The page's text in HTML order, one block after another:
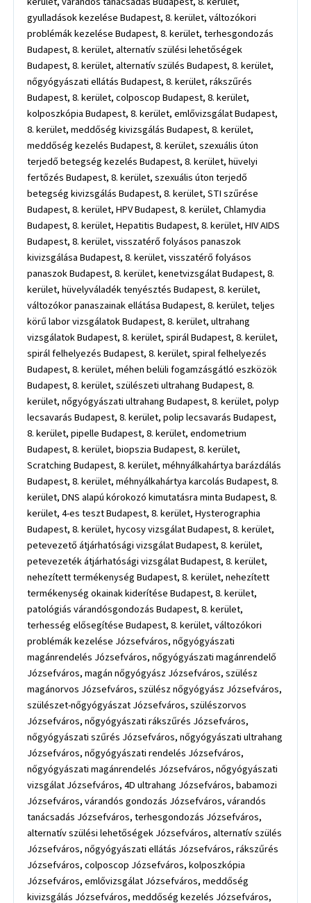
gyulladások kezelése Budapest, 8. kerület, változókori
problémák kezelése Budapest, 8. kerület, terhesgondozás
Budapest, 8. kerület, alternatív szülési lehetőségek
Budapest, 8. kerület, alternatív szülés Budapest, 8. kerület,
nőgyógyászati ellátás Budapest, 8. kerület, rákszűrés
Budapest, 8. kerület, colposcop Budapest, 8. kerület,
kolposzkópia Budapest, 8. kerület, emlővizsgálat Budapest,
8. kerület, meddőség kivizsgálás Budapest, 8. kerület,
meddőség kezelés Budapest, 8. kerület, szexuális úton
terjedő betegség kezelés Budapest, 8. kerület, hüvelyi
fertőzés Budapest, 8. kerület, szexuális úton terjedő
betegség kivizsgálás Budapest, 8. kerület, STI szűrése
Budapest, 8. kerület, HPV Budapest, 8. kerület, Chlamydia
Budapest, 8. kerület, Hepatitis Budapest, 8. kerület, HIV AIDS
Budapest, 8. kerület, visszatérő folyásos panaszok
kivizsgálása Budapest, 8. kerület, visszatérő folyásos
panaszok Budapest, 8. kerület, kenetvizsgálat Budapest, 8.
kerület, hüvelyváladék tenyésztés Budapest, 8. kerület,
változókor panaszainak ellátása Budapest, 8. kerület, teljes
körű labor vizsgálatok Budapest, 8. kerület, ultrahang
vizsgálatok Budapest, 8. kerület, spirál Budapest, 8. kerület,
spirál felhelyezés Budapest, 8. kerület, spiral felhelyezés
Budapest, 8. kerület, méhen belüli fogamzásgátló eszközök
Budapest, 8. kerület, szülészeti ultrahang Budapest, 8.
kerület, nőgyógyászati ultrahang Budapest, 8. kerület, polyp
lecsavarás Budapest, 8. kerület, polip lecsavarás Budapest,
8. kerület, pipelle Budapest, 8. kerület, endometrium
Budapest, 8. kerület, biopszia Budapest, 8. kerület,
Scratching Budapest, 8. kerület, méhnyálkahártya barázdálás
Budapest, 8. kerület, méhnyálkahártya karcolás Budapest, 8.
kerület, DNS alapú kórokozó kimutatásra minta Budapest, 8.
kerület, 4-es teszt Budapest, 8. kerület, Hysterographia
Budapest, 8. kerület, hycosy vizsgálat Budapest, 8. kerület,
petevezető átjárhatósági vizsgálat Budapest, 8. kerület,
petevezeték átjárhatósági vizsgálat Budapest, 8. kerület,
nehezített termékenység Budapest, 8. kerület, nehezített
termékenység okainak kiderítése Budapest, 8. kerület,
patológiás várandósgondozás Budapest, 8. kerület,
terhesség elősegítése Budapest, 8. kerület, változókori
problémák kezelése Józsefváros, nőgyógyászati
magánrendelés Józsefváros, nőgyógyászati magánrendelő
Józsefváros, magán nőgyógyász Józsefváros, szülész
magánorvos Józsefváros, szülész nőgyógyász Józsefváros,
szülészet-nőgyógyászat Józsefváros, szülészorvos
Józsefváros, nőgyógyászati rákszűrés Józsefváros,
nőgyógyászati szűrés Józsefváros, nőgyógyászati ultrahang
Józsefváros, nőgyógyászati rendelés Józsefváros,
nőgyógyászati magánrendelés Józsefváros, nőgyógyászati
vizsgálat Józsefváros, 4D ultrahang Józsefváros, babamozi
Józsefváros, várandós gondozás Józsefváros, várandós
tanácsadás Józsefváros, terhesgondozás Józsefváros,
alternatív szülési lehetőségek Józsefváros, alternatív szülés
Józsefváros, nőgyógyászati ellátás Józsefváros, rákszűrés
Józsefváros, colposcop Józsefváros, kolposzkópia
Józsefváros, emlővizsgálat Józsefváros, meddőség
kivizsgálás Józsefváros, meddőség kezelés Józsefváros,